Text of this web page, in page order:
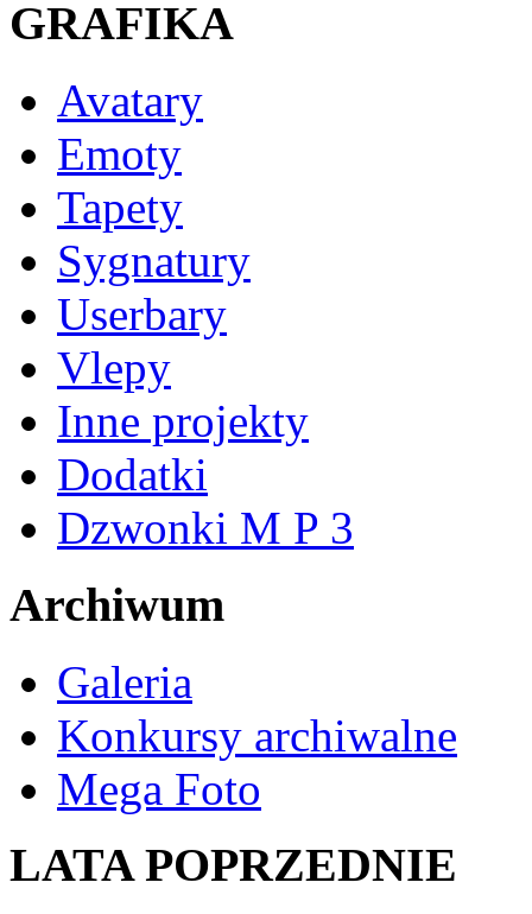
GRAFIKA
Avatary
Emoty
Tapety
Sygnatury
Userbary
Vlepy
Inne projekty
Dodatki
Dzwonki M P 3
Archiwum
Galeria
Konkursy archiwalne
Mega Foto
LATA POPRZEDNIE